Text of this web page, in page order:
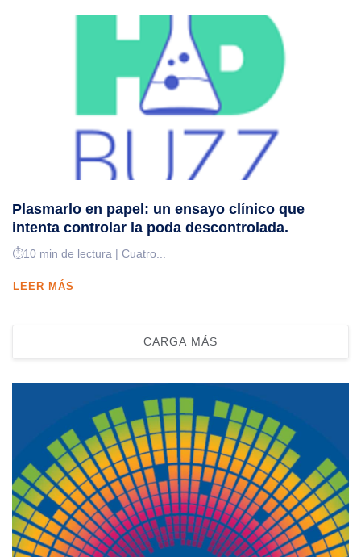
Plasmarlo en papel: un ensayo clínico que
intenta controlar la poda descontrolada.
⏱️10 min de lectura | Cuatro...
LEER MÁS
CARGA MÁS